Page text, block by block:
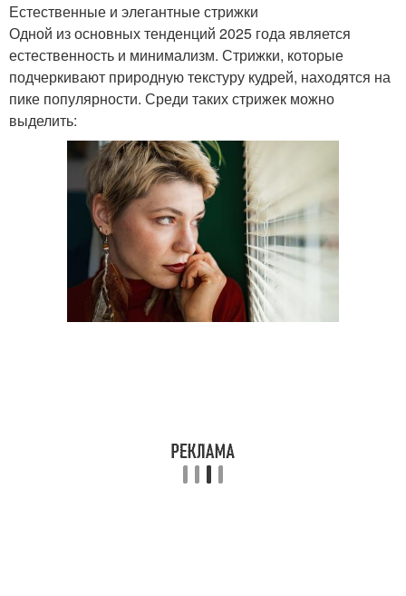
Стрижка с длинными
прядями
Стрижка на вьющихся
волосах
Стильные стрижки
волосах
Стрижки для вьющихся
волос
Вьющиеся стрижки
Стрижки для кудрявых
Кудрявая стрижка
Естественные и элегантные стрижки
Одной из основных тенденций 2025 года является
естественность и минимализм. Стрижки, которые
подчеркивают природную текстуру кудрей, находятся на
пике популярности. Среди таких стрижек можно
выделить: